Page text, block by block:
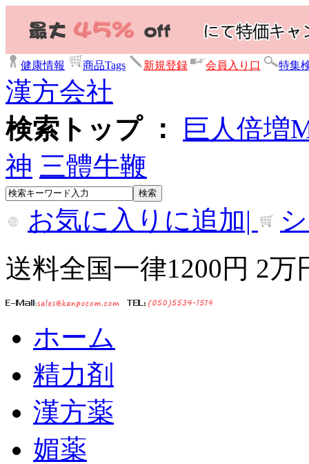
健康情報 商品Tags 新規登録 会員入り口 特集
漢方会社
検索トップ ：
巨人倍増
神 三體牛鞭
お気に入りに追加|
送料全国一律1200円 2
ホーム
精力剤
漢方薬
媚薬